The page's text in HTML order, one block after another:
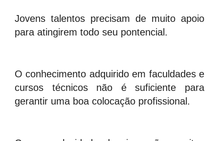
Jovens talentos precisam de muito apoio
para atingirem todo seu pontencial.
O conhecimento adquirido em faculdades e
cursos técnicos não é suficiente para
gerantir uma boa colocação profissional.